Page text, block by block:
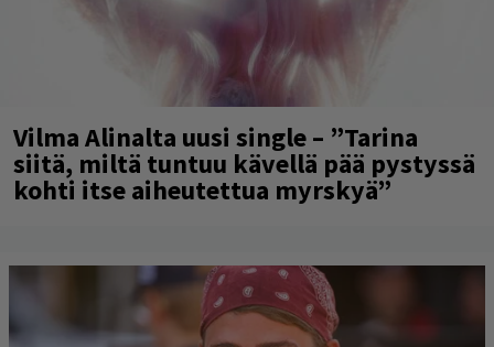
Vilma Alinalta uusi single – ”Tarina
siitä, miltä tuntuu kävellä pää pystyssä
kohti itse aiheutettua myrskyä”